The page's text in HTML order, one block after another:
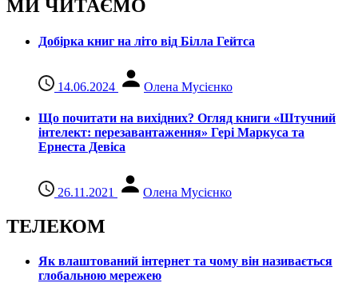
МИ ЧИТАЄМО
Добірка книг на літо від Білла Гейтса
14.06.2024 Олена Мусієнко
Що почитати на вихідних? Огляд книги «Штучний
інтелект: перезавантаження» Гері Маркуса та
Ернеста Девіса
26.11.2021 Олена Мусієнко
ТЕЛЕКОМ
Як влаштований інтернет та чому він називається
глобальною мережею